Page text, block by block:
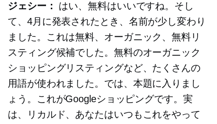
ジェシー：
はい、無料はいいですね。そし
て、4月に発表されたとき、名前が少し変わり
ました。これは無料、オーガニック、無料リ
スティング候補でした。無料のオーガニック
ショッピングリスティングなど、たくさんの
用語が使われました。では、本題に入りまし
ょう。これがGoogleショッピングです。実
は、リカルド、あなたはいつもこれをやって